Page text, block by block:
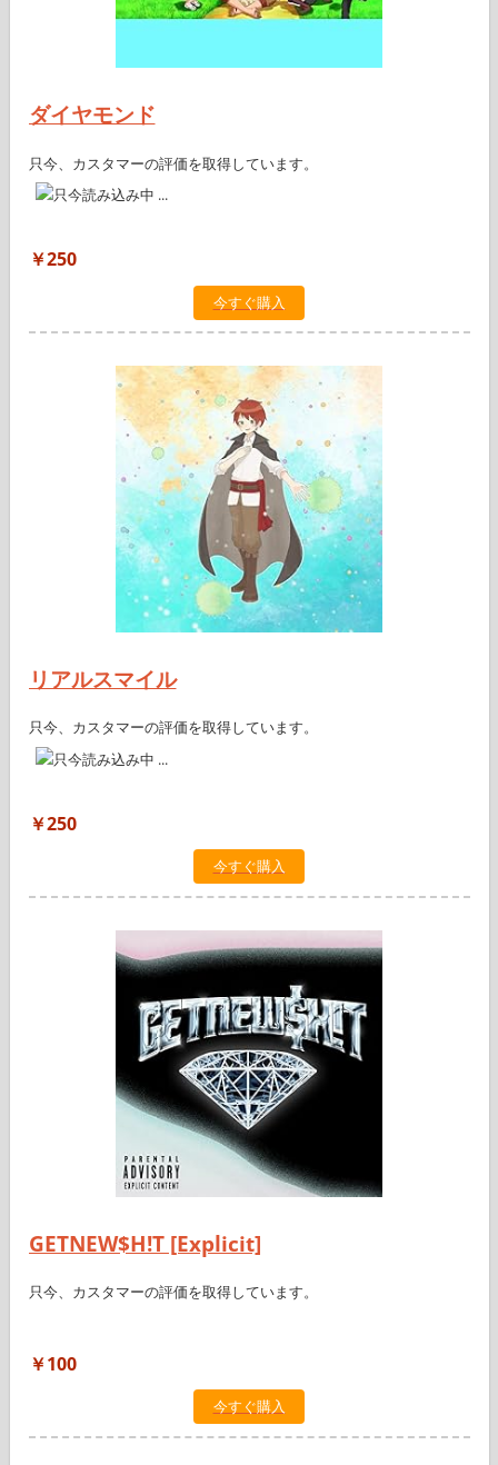
ダイヤモンド
只今、カスタマーの評価を取得しています。
￥250
今すぐ購入
リアルスマイル
只今、カスタマーの評価を取得しています。
￥250
今すぐ購入
GETNEW$H!T [Explicit]
只今、カスタマーの評価を取得しています。
￥100
今すぐ購入